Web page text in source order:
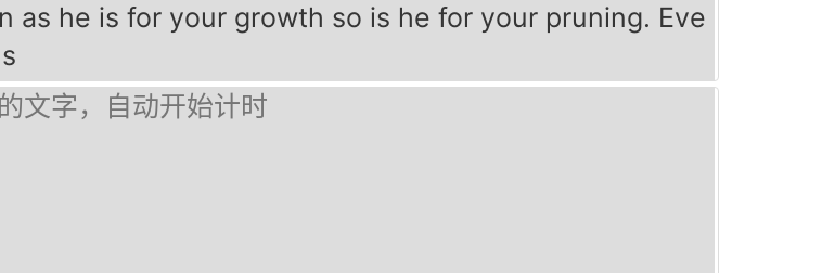
as he is for your growth so is he for your pruning. Eve